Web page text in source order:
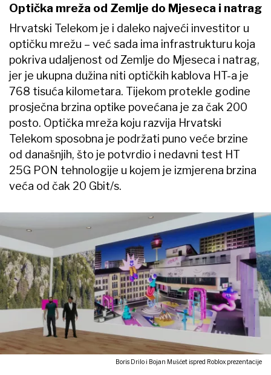
Optička mreža od Zemlje do Mjeseca i natrag
Hrvatski Telekom je i daleko najveći investitor u
optičku mrežu – već sada ima infrastrukturu koja
pokriva udaljenost od Zemlje do Mjeseca i natrag,
jer je ukupna dužina niti optičkih kablova HT-a je
768 tisuća kilometara. Tijekom protekle godine
prosječna brzina optike povećana je za čak 200
posto. Optička mreža koju razvija Hrvatski
Telekom sposobna je podržati puno veće brzine
od današnjih, što je potvrdio i nedavni test HT
25G PON tehnologije u kojem je izmjerena brzina
veća od čak 20 Gbit/s.
Boris Drilo i Bojan Mušćet ispred Roblox prezentacije